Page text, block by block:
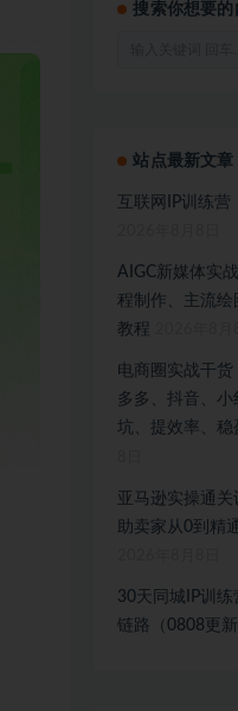
搜索你想要的
站点最新文章
互联网IP训练
AIGC新媒体实
程制作、主流
教程
电商圈实战干
多多、抖音、
坑、提效率、稳
亚马逊实操通关
助卖家从0到精
30天同城IP训
链路（0808更新